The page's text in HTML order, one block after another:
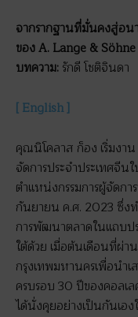
จากรากฐานที่มั่นคงสู่อ
ของ A. Lange & Söhne
บทความ: รักดี โชติจินดา
[ English ]
คุณนิโคลาส ก็อง เริ่มงา
จัดการประจำประเทศจี
ตำแหน่งกรรมการผู้จัดกา
กันยายน ค.ศ. 2023 ซึ่ง
การพัฒนาตลาดในแถบปร
ใต้ด้วย เมื่อต้นเดือนที่ผ่
กรุงเทพมหานครเพื่อนำ
ครบรอบ 30 ปีของคอลเ
ได้นั่งคุยอย่างเป็นกันเอง